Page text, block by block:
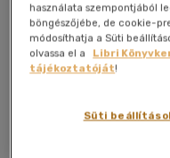
Kívánságlistához adom
használata szempontjából
böngészőjébe, de cookie-
módosíthatja a Süti
olvassa el a
Libri
tájékoztatóját!
Süti